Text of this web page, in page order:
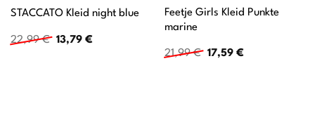
STACCATO Kleid night blue
22,99€ Ursprünglicher
13,79 €Aktueller
Feetje Girls Kleid Punkte
marine
21,99€ Ursprünglicher
17,59 €Aktueller